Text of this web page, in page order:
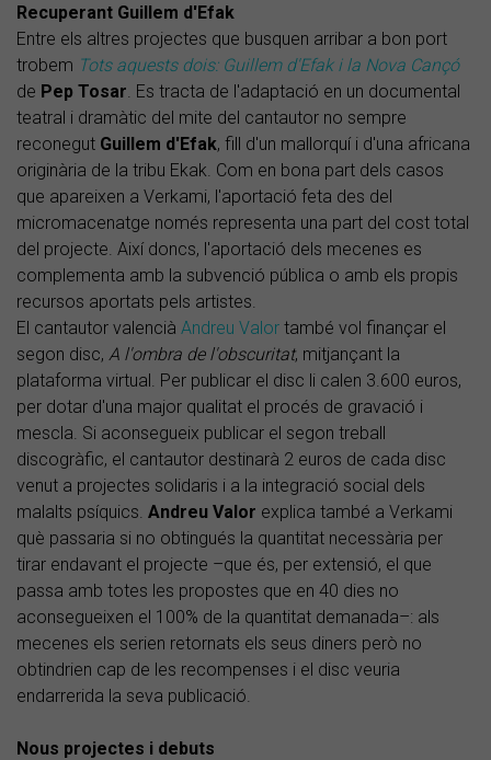
Recuperant Guillem d'Efak
Entre els altres projectes que busquen arribar a bon port
trobem Tots aquests dois: Guillem d'Efak i la Nova Cançó
de Pep Tosar . Es tracta de l'adaptació en un documental
teatral i dramàtic del mite del cantautor no sempre
reconegut Guillem d'Efak, fill d'un mallorquí i d'una africana
originària de la tribu Ekak. Com en bona part dels casos
que apareixen a Verkami, l'aportació feta des del
micromacenatge només representa una part del cost total
del projecte. Així doncs, l'aportació dels mecenes es
complementa amb la subvenció pública o amb els propis
recursos aportats pels artistes.
El cantautor valencià Andreu Valor també vol finançar el
segon disc, A l'ombra de l'obscuritat, mitjançant la
plataforma virtual. Per publicar el disc li calen 3.600 euros,
per dotar d'una major qualitat el procés de gravació i
mescla. Si aconsegueix publicar el segon treball
discogràfic, el cantautor destinarà 2 euros de cada disc
venut a projectes solidaris i a la integració social dels
malalts psíquics. Andreu Valor explica també a Verkami
què passaria si no obtingués la quantitat necessària per
tirar endavant el projecte –que és, per extensió, el que
passa amb totes les propostes que en 40 dies no
aconsegueixen el 100% de la quantitat demanada–: als
mecenes els serien retornats els seus diners però no
obtindrien cap de les recompenses i el disc veuria
endarrerida la seva publicació.
Nous projectes i debuts